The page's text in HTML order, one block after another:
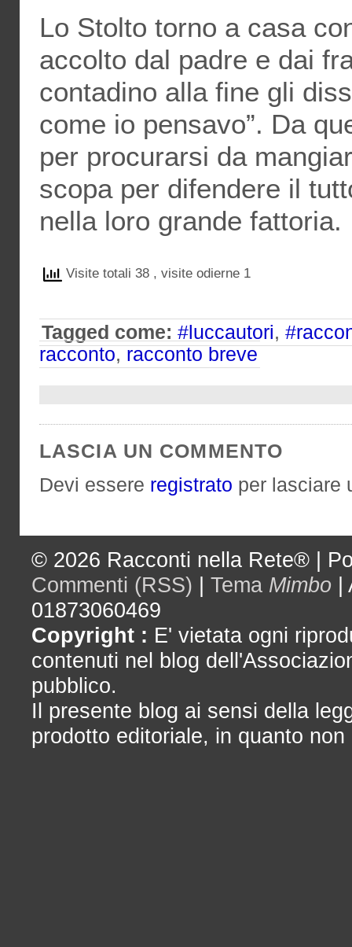
Lo Stolto torno a casa
accolto dal padre e dai
contadino alla fine gli
come io pensavo”. Da
per procurarsi da
scopa per difendere il
nella loro grande fattoria.
Visite totali 38 , visite odierne 1
Tagged come: #luccautori,
racconto, racconto breve
LASCIA UN COMMENTO
Devi essere registrato per lasciare
© 2026 Racconti nella Rete® |
Commenti (RSS) | Tema Mimbo |
01873060469
Copyright : E' vietata ogni
contenuti nel blog
pubblico.
Il presente blog ai sensi della
prodotto editoriale, in quanto